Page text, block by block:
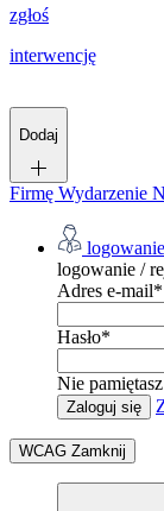
zgłoś
interwencję
Dodaj
Firmę Wydarzenie
logowanie /
Adres e-mail*
Hasło*
Nie pamiętasz
Zaloguj się
WCAG Zamknij